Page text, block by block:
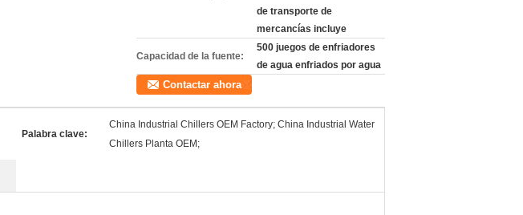
de transporte de
mercancías incluye
Capacidad de la fuente:
500 juegos de enfriadores
de agua enfriados por agua
Contactar ahora
Palabra clave:
China Industrial Chillers OEM Factory; China Industrial Water
Chillers Planta OEM;